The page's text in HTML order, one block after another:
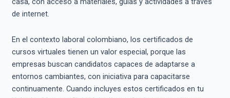
de internet.
En el contexto laboral colombiano, los certificados de
cursos virtuales tienen un valor especial, porque las
empresas buscan candidatos capaces de adaptarse a
entornos cambiantes, con iniciativa para capacitarse
continuamente. Cuando incluyes estos certificados en tu